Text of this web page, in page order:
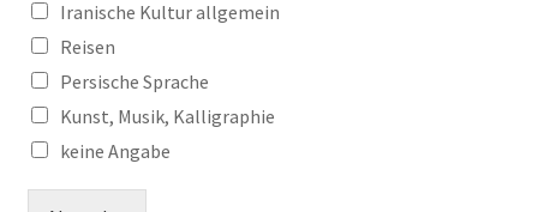
Iranische Kultur allgemein
Reisen
Persische Sprache
Kunst, Musik, Kalligraphie
keine Angabe